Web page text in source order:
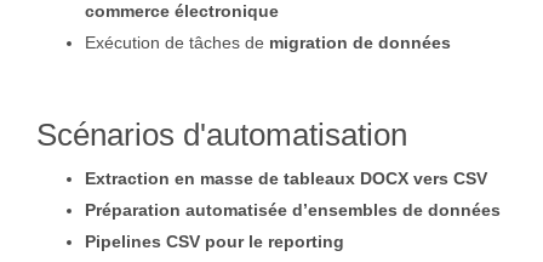
commerce électronique
Exécution de tâches de migration de données
Scénarios d'automatisation
Extraction en masse de tableaux DOCX vers CSV
Préparation automatisée d’ensembles de données
Pipelines CSV pour le reporting